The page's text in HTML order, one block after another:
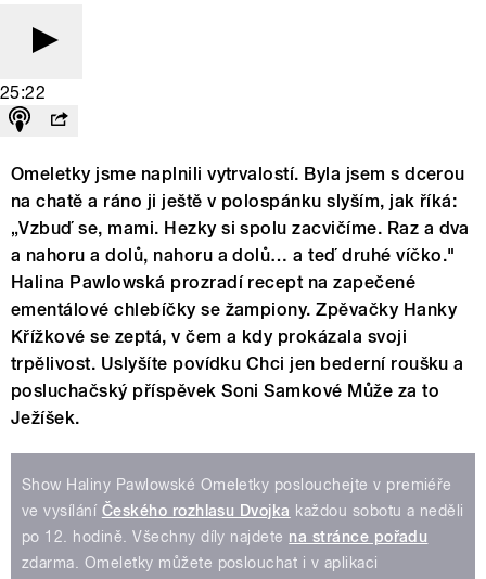
25:22
Omeletky jsme naplnili vytrvalostí. Byla jsem s dcerou
na chatě a ráno ji ještě v polospánku slyším, jak říká:
„Vzbuď se, mami. Hezky si spolu zacvičíme. Raz a dva
a nahoru a dolů, nahoru a dolů… a teď druhé víčko."
Halina Pawlowská prozradí recept na zapečené
ementálové chlebíčky se žampiony. Zpěvačky Hanky
Křížkové se zeptá, v čem a kdy prokázala svoji
trpělivost. Uslyšíte povídku Chci jen bederní roušku a
posluchačský příspěvek Soni Samkové Může za to
Ježíšek.
Show Haliny Pawlowské Omeletky poslouchejte v premiéře
ve vysílání Českého rozhlasu Dvojka každou sobotu a neděli
po 12. hodině. Všechny díly najdete na stránce pořadu
zdarma. Omeletky můžete poslouchat i v aplikaci